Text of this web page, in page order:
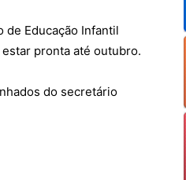
de Educação Infantil
pronta até outubro.
do secretário